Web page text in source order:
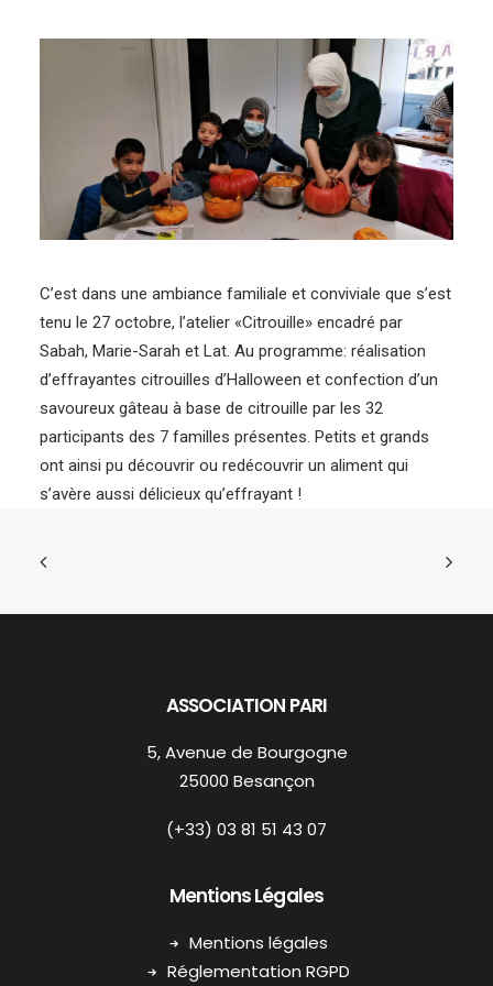
C’est dans une ambiance familiale et conviviale que s’est
tenu le 27 octobre, l’atelier «Citrouille» encadré par
Sabah, Marie-Sarah et Lat. Au programme: réalisation
d’effrayantes citrouilles d’Halloween et confection d’un
savoureux gâteau à base de citrouille par les 32
participants des 7 familles présentes. Petits et grands
ont ainsi pu découvrir ou redécouvrir un aliment qui
s’avère aussi délicieux qu’effrayant !
ASSOCIATION PARI
5, Avenue de Bourgogne
25000 Besançon
(+33) 03 81 51 43 07
Mentions Légales
Mentions légales
Réglementation RGPD